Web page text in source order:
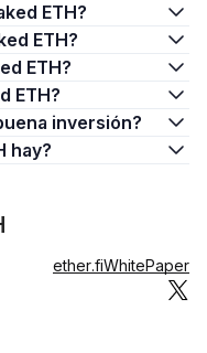
ETH?
ETH?
ETH?
ETH?
inversión?
hay?
ether.fiWhitePaper